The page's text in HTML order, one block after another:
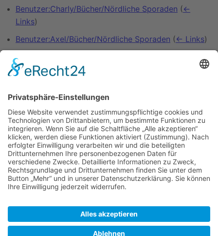
Benutzer:Charly/Bücher/Nördliche Sporaden (←
Links)
Benutzer:Axel/Bücher/Nördliche Sporaden (← Links)
Benutzer:REsser
SkipperGuide:Spielwiese
SkipperGuide:Seite des Tages
Vorlage:Artikel Vorstellung 08 (← Links)
Vorlage:Navigationsleiste Ägäis (← Links)
Vorlage:Navigationsleiste Nördliche Sporaden
Links)
Kategorie:Nördliche Sporaden (← Links)
Zeige (vorherige 50|nächste 50